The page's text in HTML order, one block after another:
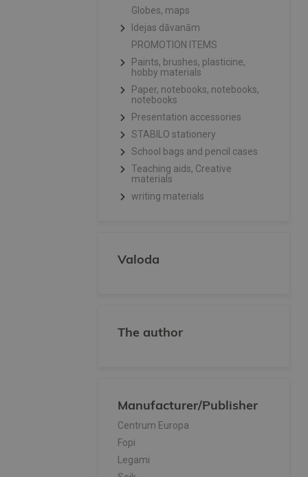
Globes, maps
Idejas dāvanām
PROMOTION ITEMS
Paints, brushes, plasticine,
hobby materials
Paper, notebooks, notebooks,
notebooks
Presentation accessories
STABILO stationery
School bags and pencil cases
Teaching aids, Creative
materials
writing materials
Valoda
The author
Manufacturer/Publisher
Centrum Europa
Fopi
Legami